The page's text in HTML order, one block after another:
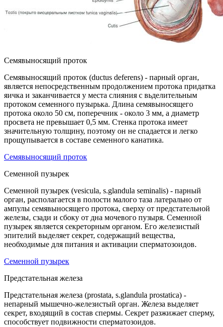
Семявыносящий проток
Семявыносящий проток (ductus deferens) - парный орган,
является непосредственным продолжением протока придатка
яичка и заканчивается у места слияния с вьделительным
протоком семенного пузырька. Длина семявыносящего
протока около 50 см, поперечник - около 3 мм, а диаметр
просвета не превышает 0,5 мм. Стенка протока имеет
значительную толщину, поэтому он не спадается и легко
прощупывается в составе семенного канатика.
Семявыносящий проток
Семенной пузырек
Семенной пузырек (vesicula, s.glandula seminalis) - парный
орган, располагается в полости малого таза латерально от
ампулы семявыносящего протока, сверху от предстательной
железы, сзади и сбоку от дна мочевого пузыря. Семенной
пузырек является секреторным органом. Его железистый
эпителий выделяет секрет, содержащий вещества,
необходимые для питания и активации сперматозоидов.
Семенной пузырек
Предстательная железа
Предстательная железа (prostata, s.glandula prostatica) -
непарный мышечно-железистый орган. Железа выделяет
секрет, входящий в состав спермы. Секрет разжижает сперму,
способствует подвижности сперматозоидов.